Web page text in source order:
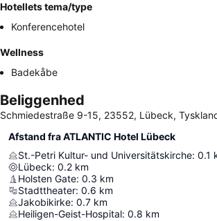
Hotellets tema/type
Konferencehotel
Wellness
Badekåbe
Beliggenhed
Schmiedestraße 9-15, 23552, Lübeck,
Afstand fra ATLANTIC Hotel Lübeck
St.-Petri Kultur- und Universitätskirche: 0.1
Lübeck: 0.2 km
Holsten Gate: 0.3 km
Stadttheater: 0.6 km
Jakobikirke: 0.7 km
Heiligen-Geist-Hospital: 0.8 km